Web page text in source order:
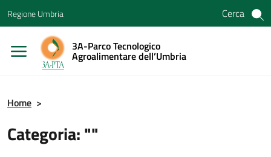
Vai al menu di navigazione
Vai al footer
Regione Umbria Cerca
3A-Parco Tecnologico
Agroalimentare dell’Umbria
Home >
Categoria: ""